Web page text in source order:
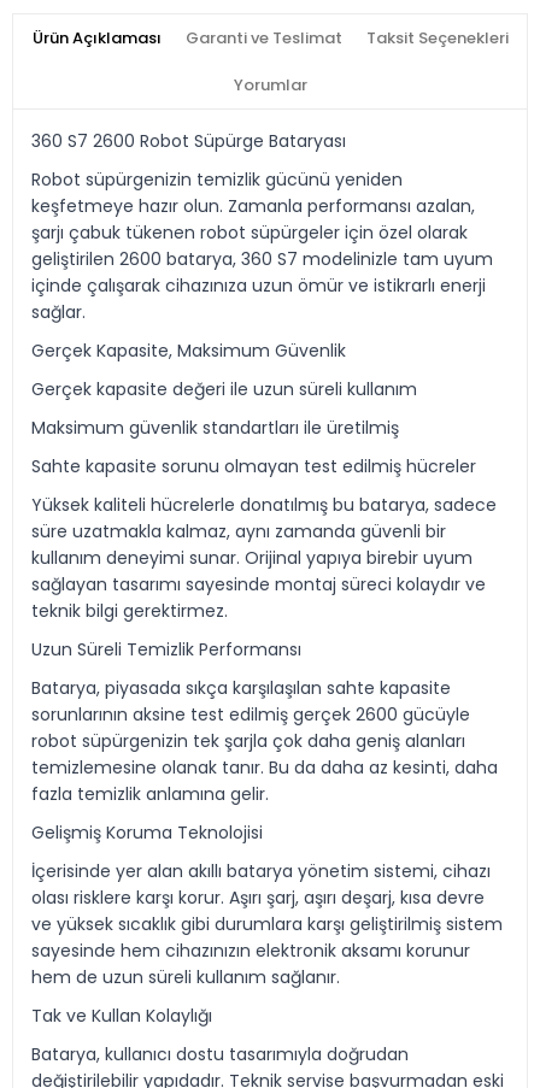
Ürün Açıklaması Garanti ve Teslimat Taksit Seçenekleri
Yorumlar
360 S7 2600 Robot Süpürge Bataryası
Robot süpürgenizin temizlik gücünü yeniden
keşfetmeye hazır olun. Zamanla performansı azalan,
şarjı çabuk tükenen robot süpürgeler için özel olarak
geliştirilen 2600 batarya, 360 S7 modelinizle tam uyum
içinde çalışarak cihazınıza uzun ömür ve istikrarlı enerji
sağlar.
Gerçek Kapasite, Maksimum Güvenlik
Gerçek kapasite değeri ile uzun süreli kullanım
Maksimum güvenlik standartları ile üretilmiş
Sahte kapasite sorunu olmayan test edilmiş hücreler
Yüksek kaliteli hücrelerle donatılmış bu batarya, sadece
süre uzatmakla kalmaz, aynı zamanda güvenli bir
kullanım deneyimi sunar. Orijinal yapıya birebir uyum
sağlayan tasarımı sayesinde montaj süreci kolaydır ve
teknik bilgi gerektirmez.
Uzun Süreli Temizlik Performansı
Batarya, piyasada sıkça karşılaşılan sahte kapasite
sorunlarının aksine test edilmiş gerçek 2600 gücüyle
robot süpürgenizin tek şarjla çok daha geniş alanları
temizlemesine olanak tanır. Bu da daha az kesinti, daha
fazla temizlik anlamına gelir.
Gelişmiş Koruma Teknolojisi
İçerisinde yer alan akıllı batarya yönetim sistemi, cihazı
olası risklere karşı korur. Aşırı şarj, aşırı deşarj, kısa devre
ve yüksek sıcaklık gibi durumlara karşı geliştirilmiş sistem
sayesinde hem cihazınızın elektronik aksamı korunur
hem de uzun süreli kullanım sağlanır.
Tak ve Kullan Kolaylığı
Batarya, kullanıcı dostu tasarımıyla doğrudan
değiştirilebilir yapıdadır. Teknik servise başvurmadan eski